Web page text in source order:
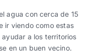
agua con cerca de 15
ir viendo como estas
a los territorios
en un buen vecino.